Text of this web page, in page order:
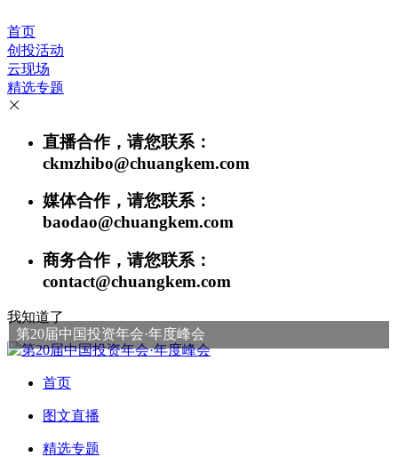
首页
创投活动
云现场
精选专题
直播合作，请您联系：
ckmzhibo@chuangkem.com
媒体合作，请您联系：
baodao@chuangkem.com
商务合作，请您联系：
contact@chuangkem.com
我知道了
第20届中国投资年会·年度峰会
首页
图文直播
精选专题